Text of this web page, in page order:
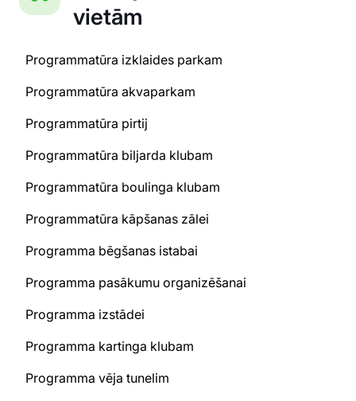
vietām
Programmatūra izklaides parkam
Programmatūra akvaparkam
Programmatūra pirtij
Programmatūra biljarda klubam
Programmatūra boulinga klubam
Programmatūra kāpšanas zālei
Programma bēgšanas istabai
Programma pasākumu organizēšanai
Programma izstādei
Programma kartinga klubam
Programma vēja tunelim